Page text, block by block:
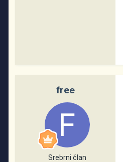
free
Srebrni član